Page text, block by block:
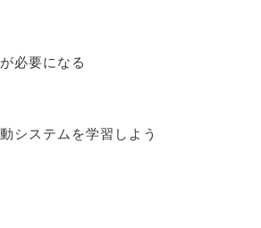
必要になる
システムを学習しよう